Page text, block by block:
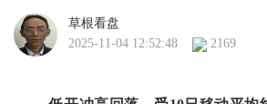
草根看盘
2025-11-04 12:52:48
2169